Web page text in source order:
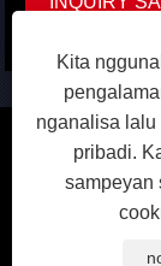
Hak Cipta ©
Co.,Ltd.
Kita
nganalisa lalu
pribadi.
sampeyan